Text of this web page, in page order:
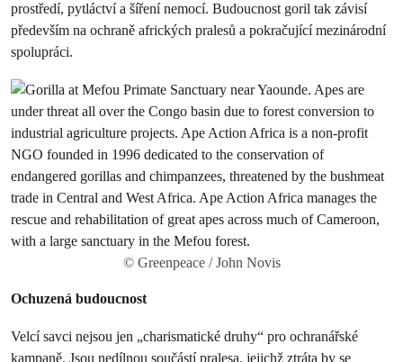
prostředí, pytláctví a šíření nemocí. Budoucnost goril tak závisí
především na ochraně afrických pralesů a pokračující mezinárodní
spolupráci.
© Greenpeace / John Novis
Ochuzená budoucnost
Velcí savci nejsou jen „charismatické druhy“ pro ochranářské
kampaně. Jsou nedílnou součástí pralesa, jejichž ztráta by se